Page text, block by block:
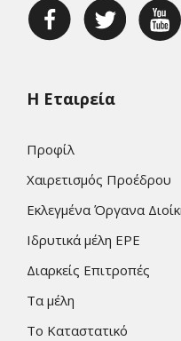
Η Εταιρεία
Προφίλ
Χαιρετισμός Προέδρου
Εκλεγμένα Όργανα
Ιδρυτικά μέλη ΕΡΕ
Διαρκείς Επιτροπές
Τα μέλη
Το Καταστατικό